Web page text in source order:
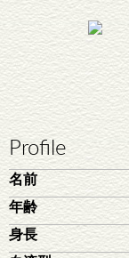
Profile
名前
年齢
身長